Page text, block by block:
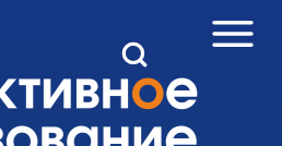
Open Sidebar
Open Search Block